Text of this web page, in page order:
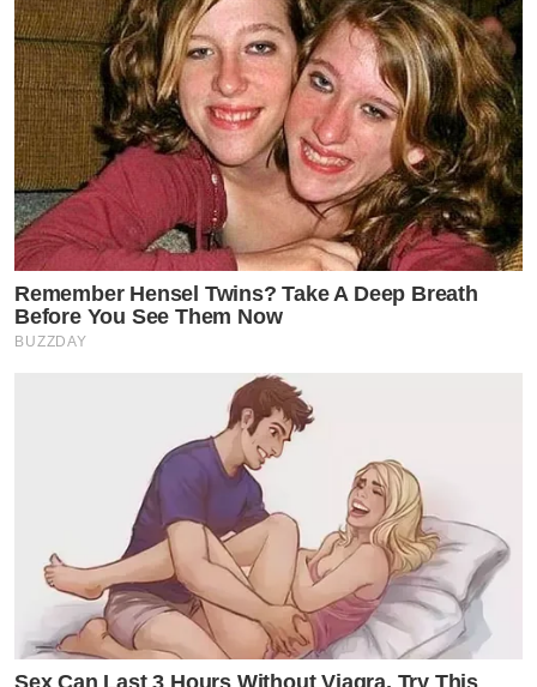
Remember Hensel Twins? Take A Deep Breath
Before You See Them Now
BUZZDAY
Sex Can Last 3 Hours Without Viagra, Try This